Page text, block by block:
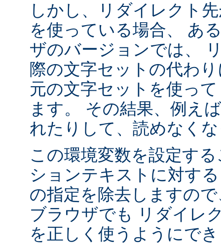
しかし、リダイレクト
を使っている場合、 あ
ザのバージョンでは、
際の文字セットの代わ
元の文字セットを使っ
ます。 その結果、例え
れたりして、読めなく
この環境変数を設定す
ションテキストに対す
の指定を除去しますの
ブラウザでも リダイレ
を正しく使うようにで